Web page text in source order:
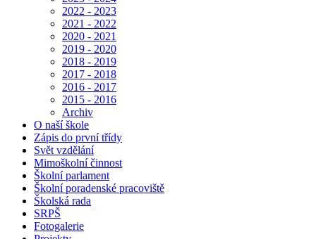
2022 - 2023
2021 - 2022
2020 - 2021
2019 - 2020
2018 - 2019
2017 - 2018
2016 - 2017
2015 - 2016
Archiv
O naší škole
Zápis do první třídy
Svět vzdělání
Mimoškolní činnost
Školní parlament
Školní poradenské pracoviště
Školská rada
SRPŠ
Fotogalerie